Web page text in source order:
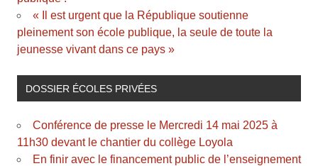
« Il est urgent que la République soutienne
pleinement son école publique, la seule de toute la
jeunesse vivant dans ce pays »
DOSSIER ÉCOLES PRIVÉES
Conférence de presse le Mercredi 14 mai 2025 à
11h30 devant le chantier du collège Loyola
En finir avec le financement public de l’enseignement